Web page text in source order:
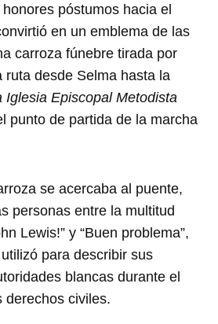
póstumos hacia el
en un emblema de las
carroza fúnebre tirada por
ruta desde Selma hasta la
Iglesia Episcopal Metodista
punto de partida de la marcha
se acercaba al puente,
personas entre la multitud
Lewis! y Buen problema ,
para describir sus
blancas durante el
derechos civiles.